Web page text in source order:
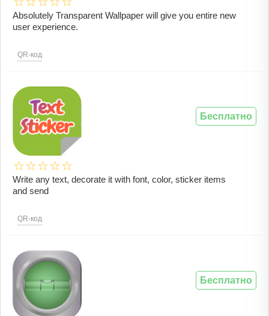
Absolutely Transparent Wallpaper will give you entire new
user experience.
QR-код
Write any text, decorate it with font, color, sticker items
and send
QR-код
Бесплатно
Бесплатно